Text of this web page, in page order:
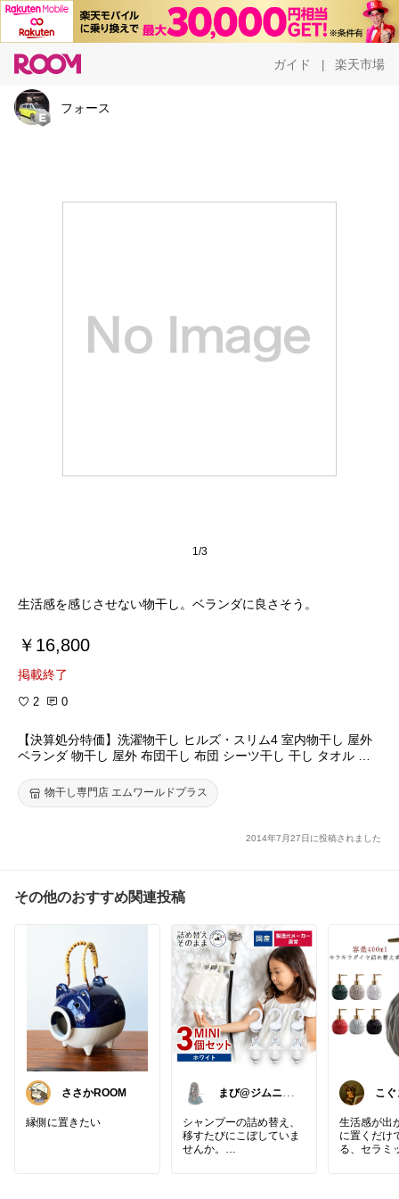
ガイド 楽天市場
フォース
1/3
生活感を感じさせない物干し。ベランダに良さそう。
￥16,800
掲載終了
2 0
【決算処分特価】洗濯物干し ヒルズ・スリム4 室内物干し 屋外
ベランダ 物干し 屋外 布団干し 布団 シーツ干し 干し タオル バ
部屋干し 洗濯 風に強い 倒れない ランドリールーム 送料無料
物干し専門店 エムワールドプラス
2014年7月27日に投稿されました
その他のおすすめ関連投稿
ささかROOM
縁側に置きたい
まび@ジムニー
シャンプーの詰め替え、
移すたびにこぼしていま
せんか。
こ
生活感が出
に置くだけ
る、セラミ